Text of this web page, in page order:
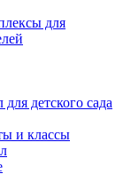
для
детского сада
и классы